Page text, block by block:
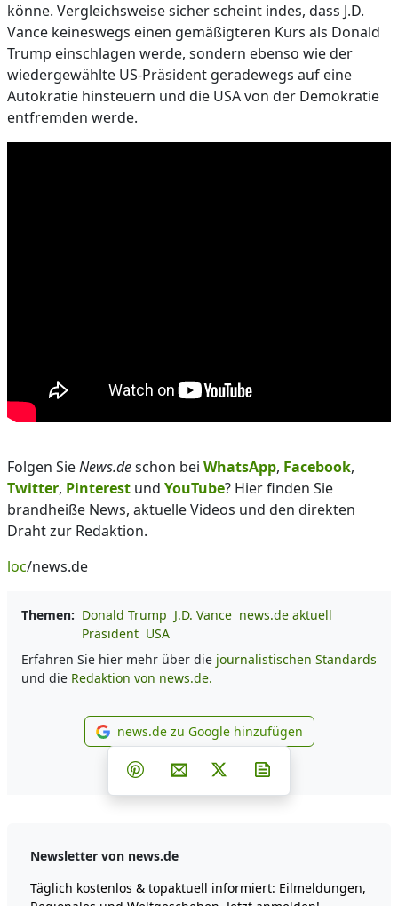
könne. Vergleichsweise sicher scheint indes, dass J.D.
Vance keineswegs einen gemäßigteren Kurs als Donald
Trump einschlagen werde, sondern ebenso wie der
wiedergewählte US-Präsident geradewegs auf eine
Autokratie hinsteuern und die USA von der Demokratie
entfremden werde.
Folgen SieNews.deschon bei WhatsApp, Facebook,
Twitter, Pinterest und YouTube? Hier finden Sie
brandheiße News, aktuelle Videos und den direkten
Draht zur Redaktion.
loc/news.de
Themen: Donald Trump J.D. Vance news.de aktuell
Präsident USA
Erfahren Sie hier mehr über die journalistischen Standards
und die Redaktion von news.de.
news.de zu Google
news.de zu Google hinzufügen
Teilen auf Facebook
Teilen auf Whatsapp
Teilen auf Telegram
Teilen auf Pinterest
Per E-Mail teilen
Post auf X
Newsletter von news.de
Täglich kostenlos & topaktuell informiert: Eilmeldungen,